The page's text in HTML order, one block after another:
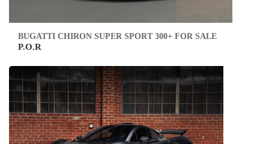
BUGATTI CHIRON SUPER SPORT 300+ FOR SALE
P.O.R